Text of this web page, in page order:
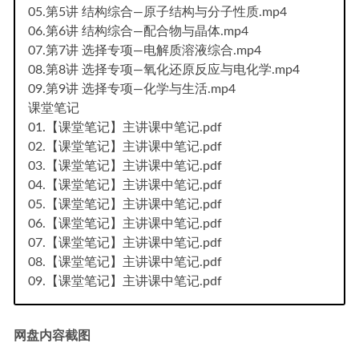
05.第5讲 结构综合—原子结构与分子性质.mp4
06.第6讲 结构综合—配合物与晶体.mp4
07.第7讲 选择专项—电解质溶液综合.mp4
08.第8讲 选择专项—氧化还原反应与电化学.mp4
09.第9讲 选择专项—化学与生活.mp4
课堂笔记
01.【课堂笔记】主讲课中笔记.pdf
02.【课堂笔记】主讲课中笔记.pdf
03.【课堂笔记】主讲课中笔记.pdf
04.【课堂笔记】主讲课中笔记.pdf
05.【课堂笔记】主讲课中笔记.pdf
06.【课堂笔记】主讲课中笔记.pdf
07.【课堂笔记】主讲课中笔记.pdf
08.【课堂笔记】主讲课中笔记.pdf
09.【课堂笔记】主讲课中笔记.pdf
网盘内容截图